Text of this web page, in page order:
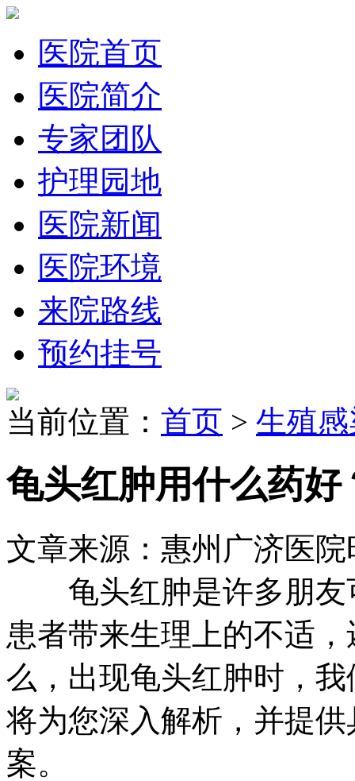
医院首页
医院简介
专家团队
护理园地
医院新闻
医院环境
来院路线
预约挂号
当前位置： 首页 > 生殖
龟头红肿用什么药好
文章来源：惠州广济医院
龟头红肿是许多朋友
患者带来生理上的不适
么，出现龟头红肿时，
将为您深入解析，并提
案。